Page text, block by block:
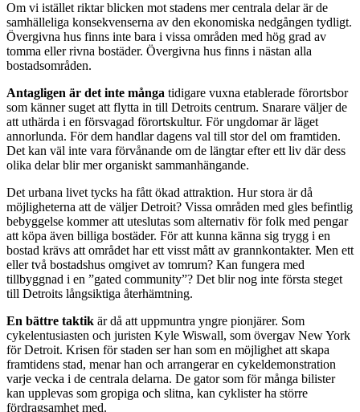
Om vi istället riktar blicken mot stadens mer centrala delar är de
samhälleliga konsekvenserna av den ekonomiska nedgången tydligt.
Övergivna hus finns inte bara i vissa områden med hög grad av
tomma eller rivna bostäder. Övergivna hus finns i nästan alla
bostadsområden.
Antagligen är det inte många tidigare vuxna etablerade förortsbor
som känner suget att flytta in till Detroits centrum. Snarare väljer de
att uthärda i en försvagad förortskultur. För ungdomar är läget
annorlunda. För dem handlar dagens val till stor del om framtiden.
Det kan väl inte vara förvånande om de längtar efter ett liv där dess
olika delar blir mer organiskt sammanhängande.
Det urbana livet tycks ha fått ökad attraktion. Hur stora är då
möjligheterna att de väljer Detroit? Vissa områden med gles befintlig
bebyggelse kommer att uteslutas som alternativ för folk med pengar
att köpa även billiga bostäder. För att kunna känna sig trygg i en
bostad krävs att området har ett visst mått av grannkontakter. Men ett
eller två bostadshus omgivet av tomrum? Kan fungera med
tillbyggnad i en ”gated community”? Det blir nog inte första steget
till Detroits långsiktiga återhämtning.
En bättre taktik är då att uppmuntra yngre pionjärer. Som
cykelentusiasten och juristen Kyle Wiswall, som övergav New York
för Detroit. Krisen för staden ser han som en möjlighet att skapa
framtidens stad, menar han och arrangerar en cykeldemonstration
varje vecka i de centrala delarna. De gator som för många bilister
kan upplevas som gropiga och slitna, kan cyklister ha större
fördragsamhet med.